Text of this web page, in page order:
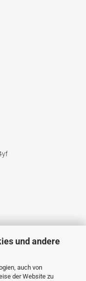
und andere
auch von
der Website zu